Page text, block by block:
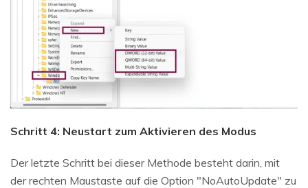
Schritt 4: Neustart zum Aktivieren des Modus
Der letzte Schritt bei dieser Methode besteht darin, mit
der rechten Maustaste auf die Option "NoAutoUpdate" zu